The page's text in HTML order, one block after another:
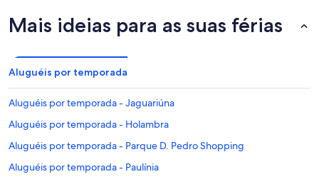
Mais ideias para as suas férias
Aluguéis por temporada
Aluguéis por temporada - Jaguariúna
Aluguéis por temporada - Holambra
Aluguéis por temporada - Parque D. Pedro Shopping
Aluguéis por temporada - Paulínia